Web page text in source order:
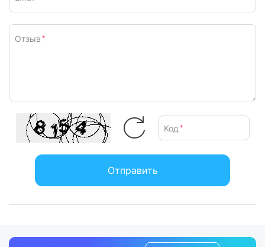
Отзыв *
Код *
Отправить